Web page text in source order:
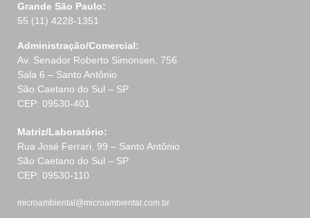
Grande São Paulo:
55 (11) 4228-1351
Administração/Comercial:
Av. Senador Roberto Simonsen, 756
Sala 6 – Santo Antônio
São Caetano do Sul – SP
CEP: 09530-401
Matriz/Laboratório:
Rua José Ferrari, 99 – Santo Antônio
São Caetano do Sul – SP
CEP: 09530-110
microambiental@microambiental.com.br